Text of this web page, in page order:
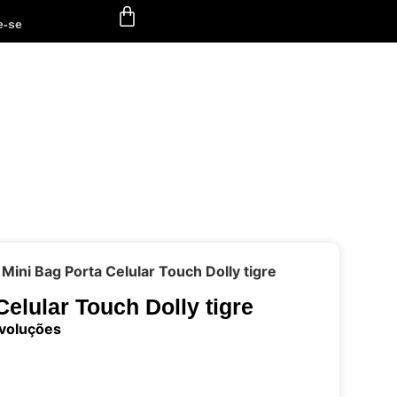
se
Bag Porta Celular Touch Dolly tigre
Touch Dolly tigre